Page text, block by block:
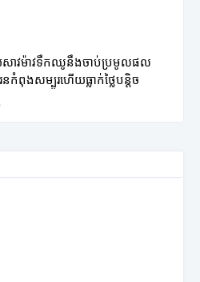
សាវម៉ាវទឹកឈូនឹងចាប់ប្រមូលផល
កំពុងសម្បូរហើយធ្លាក់ថ្លៃបន្តិច